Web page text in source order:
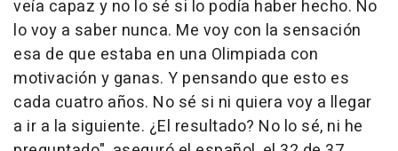
veía capaz y no lo sé si lo podía haber hecho. No
lo voy a saber nunca. Me voy con la sensación
esa de que estaba en una Olimpiada con
motivación y ganas. Y pensando que esto es
cada cuatro años. No sé si ni quiera voy a llegar
a ir a la siguiente. ¿El resultado? No lo sé, ni he